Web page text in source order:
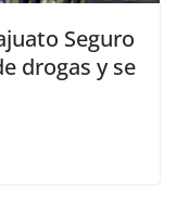
Seguro
drogas y se